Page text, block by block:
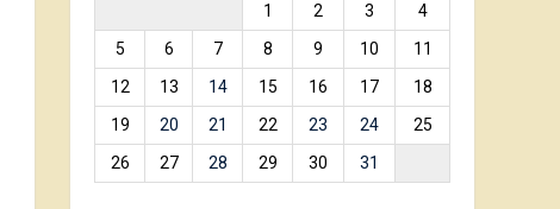
1
2 3
4
5
6 7 8 9 10
11
12
13 14 15 16 17
18
19
20 21 22 23 24
25
26
27 28 29 30 31